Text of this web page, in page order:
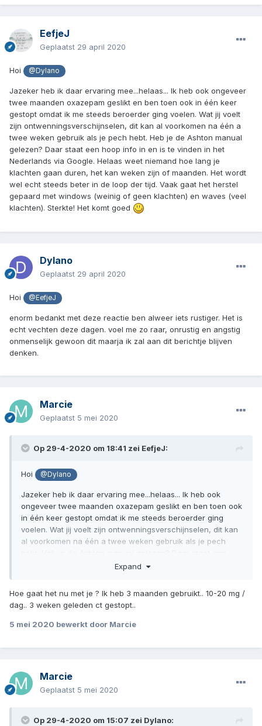
EefjeJ
Geplaatst 29 april 2020
Hoi @Dylano
Jazeker heb ik daar ervaring mee...helaas... Ik heb ook ongeveer
twee maanden oxazepam geslikt en ben toen ook in één keer
gestopt omdat ik me steeds beroerder ging voelen. Wat jij voelt
zijn ontwenningsverschijnselen, dit kan al voorkomen na één a
twee weken gebruik als je pech hebt. Heb je de Ashton manual
gelezen? Daar staat een hoop info in en is te vinden in het
Nederlands via Google. Helaas weet niemand hoe lang je
klachten gaan duren, het kan weken zijn of maanden. Het wordt
wel echt steeds beter in de loop der tijd. Vaak gaat het herstel
gepaard met windows (weinig of geen klachten) en waves (veel
klachten). Sterkte! Het komt goed
Dylano
Geplaatst 29 april 2020
Hoi @EefjeJ
enorm bedankt met deze reactie ben alweer iets rustiger. Het is
echt vechten deze dagen. voel me zo raar, onrustig en angstig
onmenselijk gewoon dit maarja ik zal aan dit berichtje blijven
denken.
Marcie
Geplaatst 5 mei 2020
Op 29-4-2020 om 18:41 zei EefjeJ:
Hoi @Dylano
Jazeker heb ik daar ervaring mee...helaas... Ik heb ook
ongeveer twee maanden oxazepam geslikt en ben toen ook
in één keer gestopt omdat ik me steeds beroerder ging
voelen. Wat jij voelt zijn ontwenningsverschijnselen, dit kan
al voorkomen na één a twee weken gebruik als je pech
hoop info in en is te vinden in het Nederlands via Google.
beter in de loop der tijd. Vaak gaat het herstel gepaard met
windows (weinig of geen klachten) en waves (veel
klachten). Sterkte! Het komt goed
Expand
Hoe gaat het nu met je ? Ik heb 3 maanden gebruikt.. 10-20 mg /
dag.. 3 weken geleden ct gestopt..
5 mei 2020 bewerkt door Marcie
Marcie
Geplaatst 5 mei 2020
Op 29-4-2020 om 15:07 zei Dylano: